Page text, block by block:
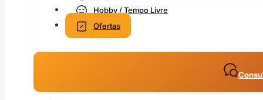
Hobby / Tempo Livre
Ofertas